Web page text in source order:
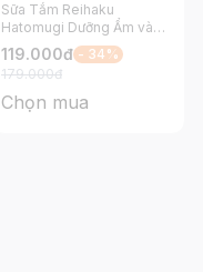
Sữa Tắm Reihaku
Hatomugi Dưỡng Ẩm và
Làm Sáng Da 600ml
119.000đ - 34%
179.000đ
Chọn mua